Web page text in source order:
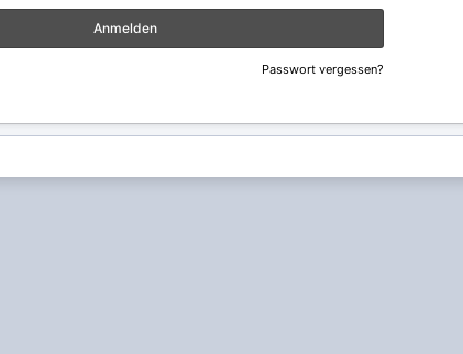
Anmelden
Passwort vergessen?